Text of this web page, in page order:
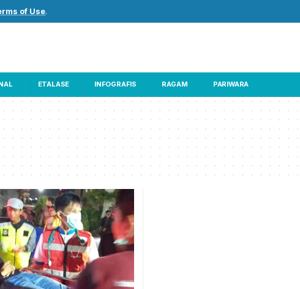
of Use.
ETALASE INFOGRAFIS RAGAM PARIWARA